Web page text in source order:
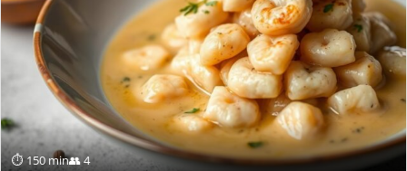
⏱ 150 min👥 4